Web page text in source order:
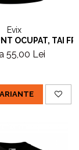
Evix
OCUPAT, TAI
55,00 Lei